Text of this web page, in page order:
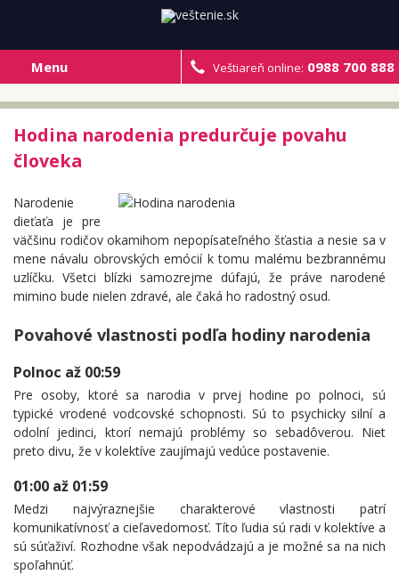
Veštiareň online: 0988 700 888
Menu
Hodina narodenia predurčuje povahu
človeka
Narodenie
dieťaťa je pre
väčšinu rodičov okamihom nepopísateľného šťastia a nesie sa v
mene návalu obrovských emócií k tomu malému bezbrannému
uzlíčku. Všetci blízki samozrejme dúfajú, že práve narodené
mimino bude nielen zdravé, ale čaká ho radostný osud.
Povahové vlastnosti podľa hodiny narodenia
Polnoc až 00:59
Pre osoby, ktoré sa narodia v prvej hodine po polnoci, sú
typické vrodené vodcovské schopnosti. Sú to psychicky silní a
odolní jedinci, ktorí nemajú problémy so sebadôverou. Niet
preto divu, že v kolektíve zaujímajú vedúce postavenie.
01:00 až 01:59
Medzi najvýraznejšie charakterové vlastnosti patrí
komunikatívnosť a cieľavedomosť. Títo ľudia sú radi v kolektíve a
sú súťaživí. Rozhodne však nepodvádzajú a je možné sa na nich
spoľahnúť.